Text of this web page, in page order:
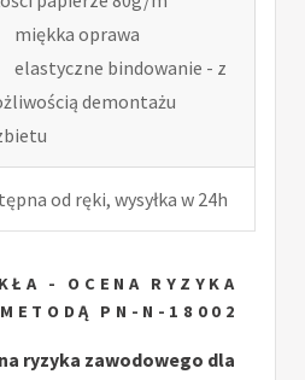
miękka oprawa
elastyczne bindowanie - z
demontażu
od ręki, wysyłka w 24h
- OCENA RYZYKA
METODĄ PN-N-18002
ryzyka zawodowego dla